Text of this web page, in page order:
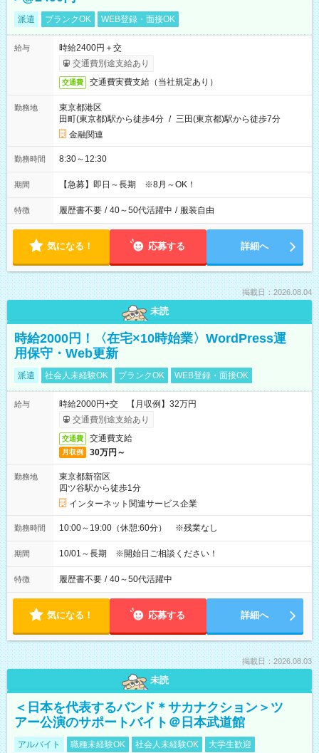
派遣 ブランクOK WEB登録・面接OK
給与
時給2400円＋交
交通費別途支給あり
交通費 交通費実費支給（当社規定あり）
勤務地
東京都港区
田町(東京都)駅から徒歩4分 / 三田(東京都)駅から徒歩7分
金融関連
勤務時間 8:30～12:30
期間 【急募】即日～長期 ※8月～OK！
特徴 履歴書不要 / 40～50代活躍中 / 服装自由
気になる！ 応募する 詳細へ
掲載日：2026.08.04
未読
時給2000円！〈在宅×10時始業〉WordPress運
用保守・Web更新
派遣 社会人未経験OK ブランクOK WEB登録・面接OK
給与
時給2000円+交 【月収例】32万円
交通費別途支給あり
交通費 交通費支給
月収例 30万円～
勤務地
東京都新宿区
四ツ谷駅から徒歩1分
インターネット関連サービス企業
勤務時間 10:00～19:00（休憩:60分） ※残業なし
期間 10/01～長期 ※開始日ご相談ください！
特徴 履歴書不要 / 40～50代活躍中
気になる！ 応募する 詳細へ
掲載日：2026.08.03
未読
＜日本を代表するバンド＊サカナクション＞ツ
アー公演のサポートバイト＠日本武道館
アルバイト 職種未経験OK 社会人未経験OK
大学生歓迎